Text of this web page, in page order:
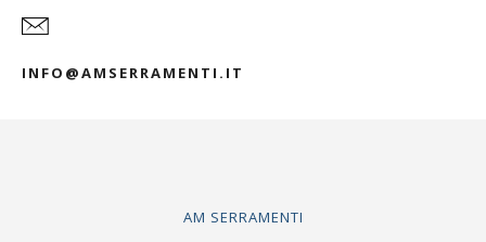
INFO@AMSERRAMENTI.IT
AM SERRAMENTI